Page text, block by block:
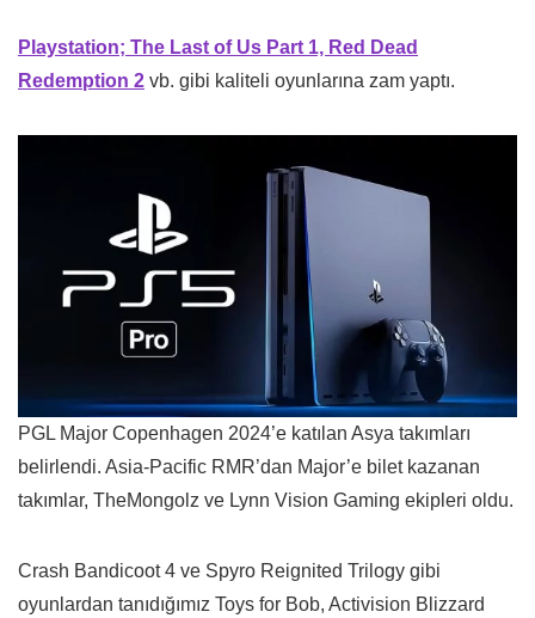
Playstation; The Last of Us Part 1, Red Dead
Redemption 2 vb. gibi kaliteli oyunlarına zam yaptı.
PGL Major Copenhagen 2024’e katılan Asya takımları
belirlendi. Asia-Pacific RMR’dan Major’e bilet kazanan
takımlar, TheMongolz ve Lynn Vision Gaming ekipleri oldu.
Crash Bandicoot 4 ve Spyro Reignited Trilogy gibi
oyunlardan tanıdığımız Toys for Bob, Activision Blizzard